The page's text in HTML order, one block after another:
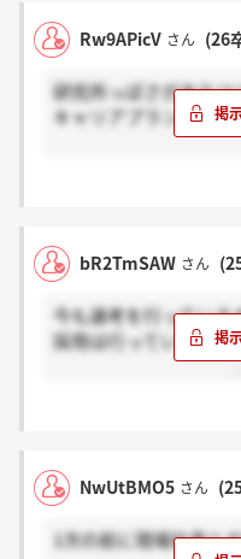
Rw9APicV さん (26
研究所っぽさがありつ
キャリアプランが多様
bR2TmSAW さん
今も選考を行ってい
採用は行っていますか
NwUtBMO5 さん
1次の前に現場社員と